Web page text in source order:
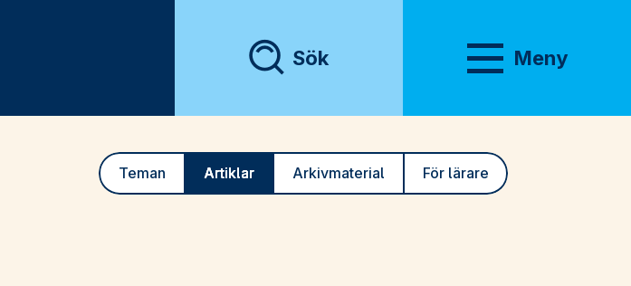
Sök Meny
Visa meny
Teman Artiklar Arkivmaterial
För lärare